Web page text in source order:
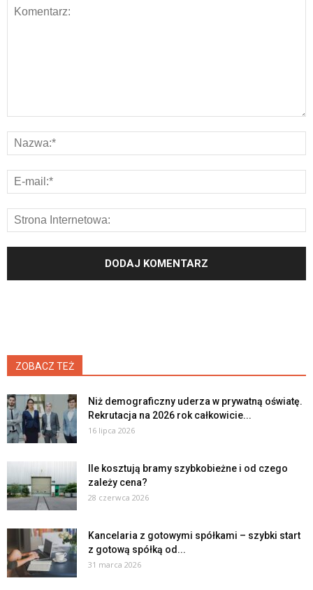
ZOBACZ TEŻ
Niż demograficzny uderza w prywatną oświatę.
Rekrutacja na 2026 rok całkowicie...
16 lipca 2026
Ile kosztują bramy szybkobieżne i od czego
zależy cena?
28 czerwca 2026
Kancelaria z gotowymi spółkami – szybki start
z gotową spółką od...
31 marca 2026